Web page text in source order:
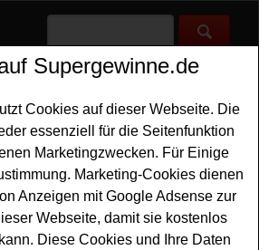
>Sonstige Gewinnspiele
Gewinnspiel -
Supergewinne.de
Cookies auf dieser Webseite. Die
essenziell für die Seitenfunktion
Marketingzwecken. Für Einige
Marketing-Cookies dienen
Anzeigen mit Google Adsense zur
Webseite, damit sie kostenlos
Diese Cookies und Ihre Daten